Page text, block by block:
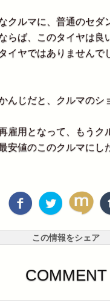
クルマに、普通のセダ
らば、このタイヤは良
ヤではありませんで
じだと、クルマのシ
用となって、もうク
安値のこのクルマにし
この情報をシェア
COMMENT